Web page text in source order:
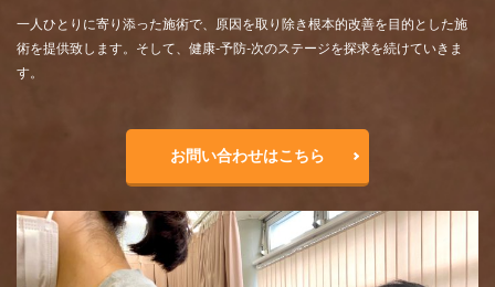
一人ひとりに寄り添った施術で、原因を取り除き根本的改善を目的とした施
術を提供致します。そして、健康-予防-次のステージを探求を続けていきま
す。
お問い合わせはこちら